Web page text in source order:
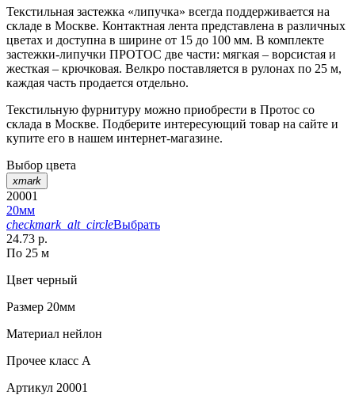
Текстильная застежка «липучка» всегда поддерживается на
складе в Москве. Контактная лента представлена в различных
цветах и доступна в ширине от 15 до 100 мм. В комплекте
застежки-липучки ПРОТОС две части: мягкая – ворсистая и
жесткая – крючковая. Велкро поставляется в рулонах по 25 м,
каждая часть продается отдельно.
Текстильную фурнитуру можно приобрести в Протос со
склада в Москве. Подберите интересующий товар на сайте и
купите его в нашем интернет-магазине.
Выбор цвета
xmark
20001
20мм
checkmark_alt_circleВыбрать
24.73 р.
По 25 м
Цвет черный
Размер 20мм
Материал нейлон
Прочее класс А
Артикул 20001